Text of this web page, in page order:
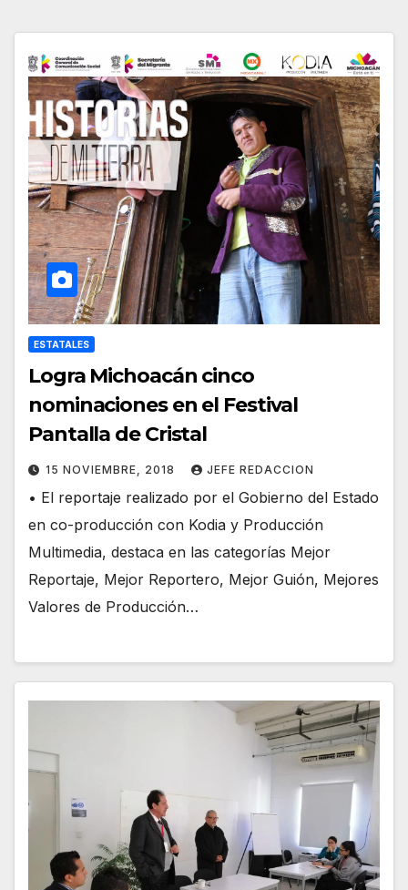
ESTATALES
Logra Michoacán cinco
nominaciones en el Festival
Pantalla de Cristal
15 NOVIEMBRE, 2018 JEFE REDACCION
• El reportaje realizado por el Gobierno del Estado
en co-producción con Kodia y Producción
Multimedia, destaca en las categorías Mejor
Reportaje, Mejor Reportero, Mejor Guión, Mejores
Valores de Producción…